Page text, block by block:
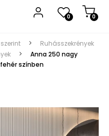
0 0
Ruhásszekrények
Anna 250 nagy
színben